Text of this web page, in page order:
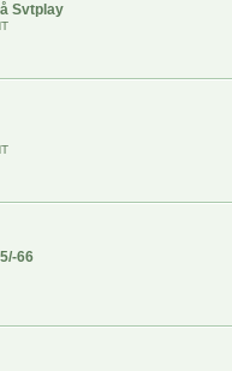
Svtplay
66